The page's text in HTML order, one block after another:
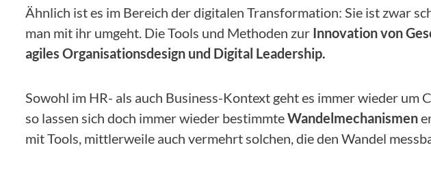
Ähnlich ist es im Bereich der digitalen Transformation: Sie ist zwar
man mit ihr umgeht. Die Tools und Methoden zur Innovation von
agiles Organisationsdesign und Digital Leadership.
Sowohl im HR- als auch Business-Kontext geht es immer wieder um
so lassen sich doch immer wieder bestimmteWandelmechanismen
mit Tools, mittlerweile auch vermehrt solchen, die den Wandel